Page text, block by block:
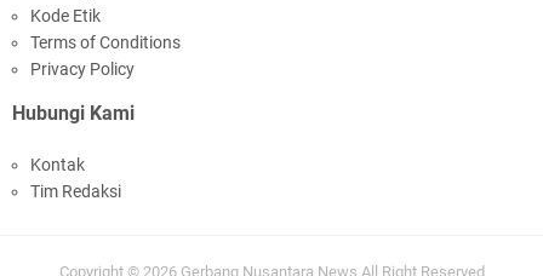
Kode Etik
Terms of Conditions
Privacy Policy
Hubungi Kami
Kontak
Tim Redaksi
Copyright © 2026 Gerbang Nusantara News All Right Reserved